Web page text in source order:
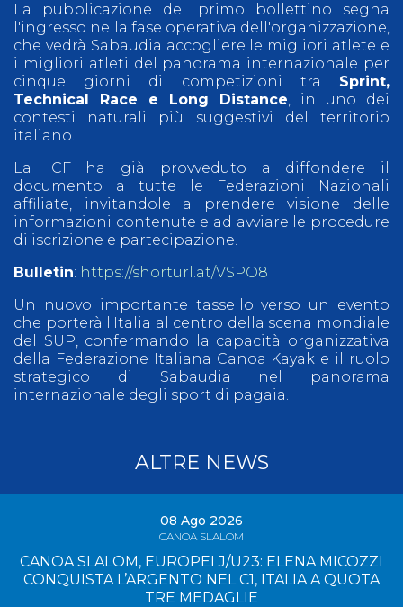
La pubblicazione del primo bollettino segna
l'ingresso nella fase operativa dell'organizzazione,
che vedrà Sabaudia accogliere le migliori atlete e
i migliori atleti del panorama internazionale per
cinque giorni di competizioni tra Sprint,
Technical Race e Long Distance , in uno dei
contesti naturali più suggestivi del territorio
italiano.
La ICF ha già provveduto a diffondere il
documento a tutte le Federazioni Nazionali
affiliate, invitandole a prendere visione delle
informazioni contenute e ad avviare le procedure
di iscrizione e partecipazione.
Bulletin: https://shorturl.at/VSPO8
Un nuovo importante tassello verso un evento
che porterà l'Italia al centro della scena mondiale
del SUP, confermando la capacità organizzativa
della Federazione Italiana Canoa Kayak e il ruolo
strategico di Sabaudia nel panorama
internazionale degli sport di pagaia.
ALTRE NEWS
08 Ago 2026
CANOA SLALOM
CANOA SLALOM, EUROPEI J/U23: ELENA MICOZZI
CONQUISTA L’ARGENTO NEL C1, ITALIA A QUOTA
TRE MEDAGLIE